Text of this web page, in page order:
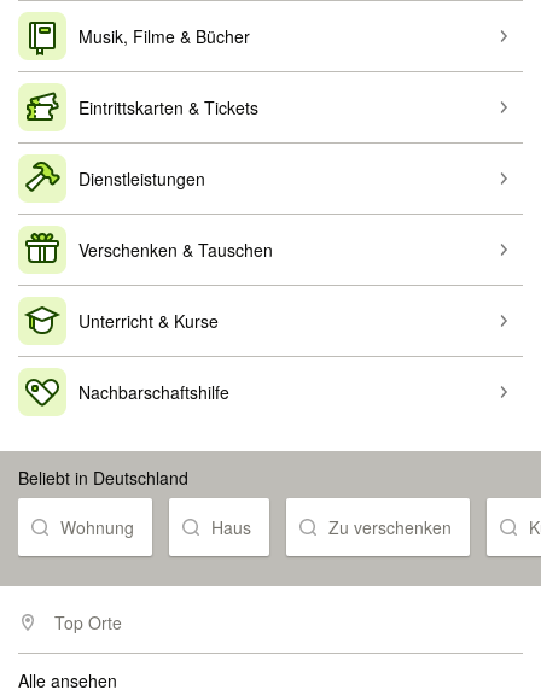
Musik, Filme & Bücher
Eintrittskarten & Tickets
Dienstleistungen
Verschenken & Tauschen
Unterricht & Kurse
Nachbarschaftshilfe
Beliebt in Deutschland
Wohnung Haus Zu verschenken
Top Orte
Alle ansehen